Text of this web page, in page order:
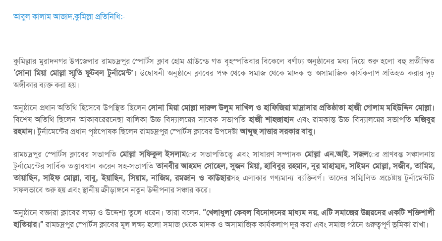
আবুল কালাম আজাদ,কুমিল্লা প্রতিনিধি:-
কুমিল্লার মুরাদনগর উপজেলার রামচদ্রপুর স্পোর্টস ক্লাব হোম গ্রাউন্ডে গত বৃহস্পতিবার বিকেলে বর্ণাঢ্য অনুষ্ঠানের মধ্য দিয়ে শুরু হলো বহু প্রতীক্ষিত
‘সোনা মিয়া মোল্লা স্মৃতি ফুটবল টুর্নামেন্ট’। উদ্বোধনী অনুষ্ঠানে ক্লাবের পক্ষ থেকে সমাজ থেকে মাদক ও অসামাজিক কার্যকলাপ প্রতিহত করার দৃঢ়
অঙ্গীকার ব্যক্ত করা হয়।
অনুষ্ঠানে প্রধান অতিথি হিসেবে উপস্থিত ছিলেনসোনা মিয়া মোল্লা দারুল উলুম দাখিল ও হাফিজিয়া মাদ্রাসার প্রতিষ্ঠাতা হাজী গোলাম মহিউদ্দিন মোল্লা।
বিশেষ অতিথি ছিলেন আকাবরেরনেছা বালিকা উচ্চ বিদ্যালয়ের সাবেক সভাপতিহাজী শাহজাহানএবং রামকান্ত উচ্চ বিদ্যালয়ের সভাপতিমজিবুর
রহমান। টুর্নামেন্টের প্রধান পৃষ্ঠপোষক ছিলেন রামচদ্রপুর স্পোর্টস ক্লাবের উপদেষ্টাআব্দুছ সাত্তার সরকার বাবু।
রামচদ্রপুর স্পোর্টস ক্লাবের সভাপতি মোল্লা সফিকুল ইসলামের সভাপতিত্বে এবং সাধারণ সম্পাদকমোল্লা এন.আই. সজলের প্রাণবন্ত সঞ্চালনায়
টুর্নামেন্টের সার্বিক তত্ত্বাবধান করেন সহ-সভাপতিতানবীর আহমদ সোহেল, সুজন মিয়া, হাবিবুর রহমান, নূর মাহাম্মদ, সাইমন মোল্লা, সজীব, তামিম,
তায়াছিন, সাইফ মোল্লা, বাবু, ইয়াছিন, সিয়াম, নাজিম, রমজান ও কাউছারসহ এলাকার গণ্যমান্য ব্যক্তিবর্গ। তাদের সম্মিলিত প্রচেষ্টায় টুর্নামেন্টটি
সফলভাবে শুরু হয় এবং স্থানীয় ক্রীড়াঙ্গনে নতুন উদ্দীপনার সঞ্চার করে।
অনুষ্ঠানে বক্তারা ক্লাবের লক্ষ্য ও উদ্দেশ্য তুলে ধরেন। তারা বলেন, “খেলাধুলা কেবল বিনোদনের মাধ্যম নয়, এটি সমাজের উন্নয়নের একটি শক্তিশালী
হাতিয়ার।” রামচদ্রপুর স্পোর্টস ক্লাবের মূল লক্ষ্য হলো সমাজ থেকে মাদক ও অসামাজিক কার্যকলাপ দূর করা এবং সমাজ গঠনে গুরুত্বপূর্ণ ভূমিকা রাখা।